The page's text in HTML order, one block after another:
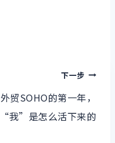
下一步
外贸SOHO的第一年，
“我”是怎么活下来的